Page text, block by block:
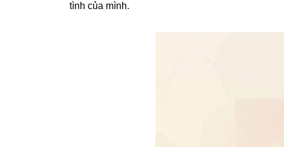
tình của mình.